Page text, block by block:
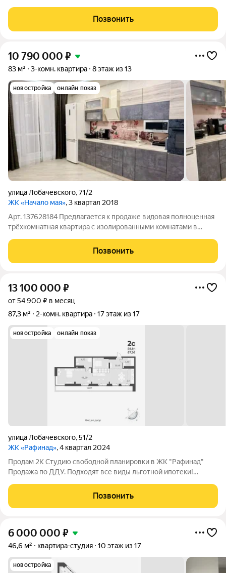
остеклённые лоджии, корзина для установки кондиционера.
Рядом: два озера, фермерский рынок,
Позвонить
10 790 000 ₽
83 м² 3-комн. квартира 8 этаж из 13
новостройка онлайн показ
улица Лобачевского,71/2
ЖК «Начало мая», 3 квартал 2018
Арт. 137628184 Предлагается к продаже видовая полноценная
трёхкомнатная квартира с изолированными комнатами в
(все изолированные); Высота потолков: 2,7 метра; Две
застеклённые лоджий; Просторная
Позвонить
13 100 000 ₽
от 54 900 ₽ в месяц
87,3 м²
2-комн. квартира 17 этаж из 17
новостройка онлайн показ
улица Лобачевского,51/2
ЖК «Рафинад», 4 квартал 2024
Продам 2К Студию свободной планировки в ЖК "Рафинад"
Продажа по ДДУ. Подходят все виды льготной ипотеки!
площадью 87,26м2 + 26,1м2 терраса! Эксклюзивный формат
жилья, объединяющий сразу 3
Позвонить
6 000 000 ₽
46,6 м² квартира-студия 10 этаж из 17
новостройка